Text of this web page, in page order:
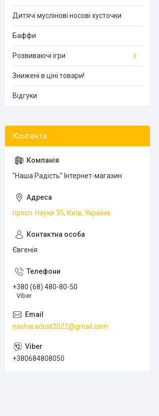
Дитячі муслінові носові хусточки
Баффи
Розвиваючі ігри
Знижені в ціні товари!
Відгуки
"Наша Радість" Інтернет-магазин
просп. Науки 35, Київ, Україна
Євгенія
+380 (68) 480-80-50
Viber
nasharadost2022@gmail.com
+380684808050